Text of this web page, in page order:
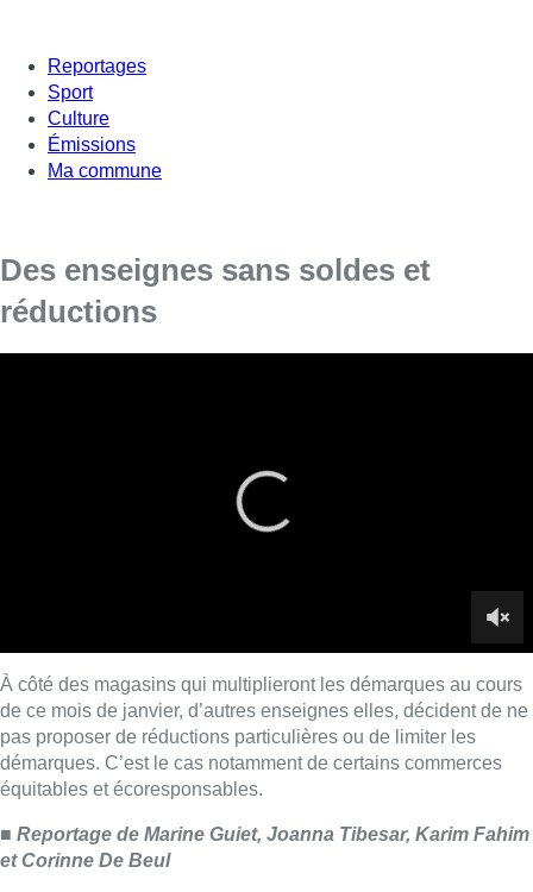
Reportages
Sport
Culture
Émissions
Ma commune
Des enseignes sans soldes et
réductions
équitables et écoresponsables.
Reportage de Marine Guiet, Joanna Tibesar, Karim Fahim
Jupiler Pro League : Anderlecht
surprend La Louvière dans le
temps additionnel